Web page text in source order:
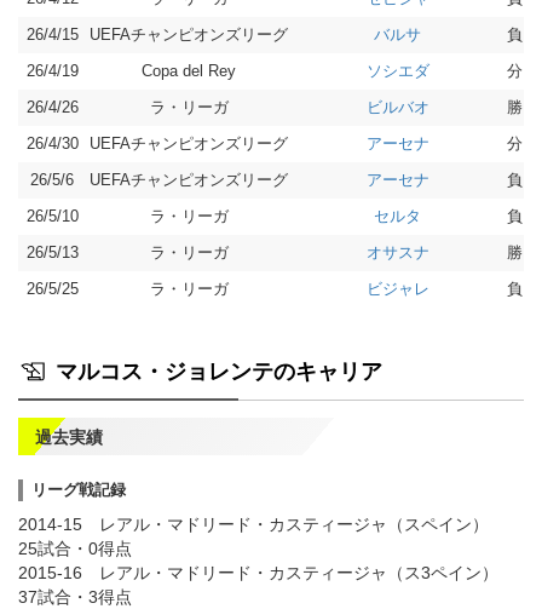
26/4/15
UEFAチャンピオンズリーグ バルサ
負
26/4/19
Copa del Rey ソシエダ
分
26/4/26
ラ・リーガ ビルバオ
勝
26/4/30
UEFAチャンピオンズリーグ アーセナ
分
26/5/6
UEFAチャンピオンズリーグ アーセナ
負
26/5/10
ラ・リーガ セルタ
負
26/5/13
ラ・リーガ オサスナ
勝
26/5/25
ラ・リーガ ビジャレ 負
マルコス・ジョレンテのキャリア
過去実績
リーグ戦記録
2014-15 レアル・マドリード・カスティージャ（スペイン）
25試合・0得点
2015-16 レアル・マドリード・カスティージャ（ス3ペイン）
37試合・3得点